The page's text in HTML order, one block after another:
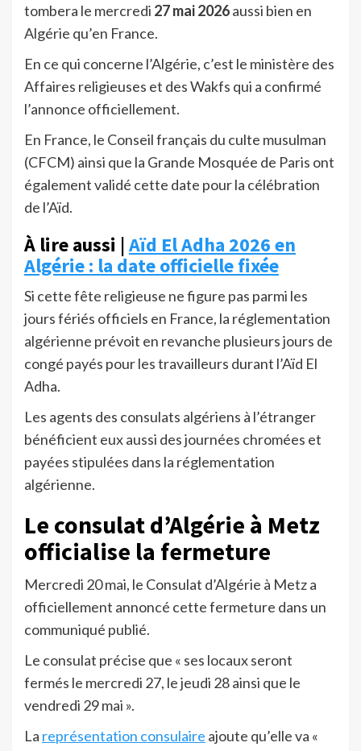
tombera le mercredi 27 mai 2026aussi bien en
Algérie qu’en France.
En ce qui concerne l’Algérie, c’est le ministère des
Affaires religieuses et des Wakfs qui a confirmé
l’annonce officiellement.
En France, le Conseil français du culte musulman
(CFCM) ainsi que la Grande Mosquée de Paris ont
également validé cette date pour la célébration
de l’Aïd.
À lire aussi |Aïd El Adha 2026 en
Algérie : la date officielle fixée
Si cette fête religieuse ne figure pas parmi les
jours fériés officiels en France, la réglementation
algérienne prévoit en revanche plusieurs jours de
congé payés pour les travailleurs durant l’Aïd El
Adha.
Les agents des consulats algériens à l’étranger
bénéficient eux aussi des journées chromées et
payées stipulées dans la réglementation
algérienne.
Le consulat d’Algérie à Metz
officialise la fermeture
Mercredi 20 mai, le Consulat d’Algérie à Metz a
officiellement annoncé cette fermeture dans un
communiqué publié.
Le consulat précise que « ses locaux seront
fermés le mercredi 27, le jeudi 28 ainsi que le
vendredi 29 mai ».
La représentation consulaire ajoute qu’elle va «